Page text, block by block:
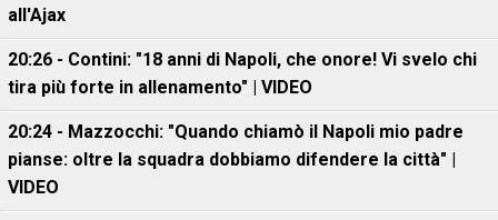
all'Ajax
20:26 - Contini: "18 anni di Napoli, che onore! Vi svelo chi
tira più forte in allenamento" | VIDEO
20:24 - Mazzocchi: "Quando chiamò il Napoli mio padre
pianse: oltre la squadra dobbiamo difendere la città" |
VIDEO